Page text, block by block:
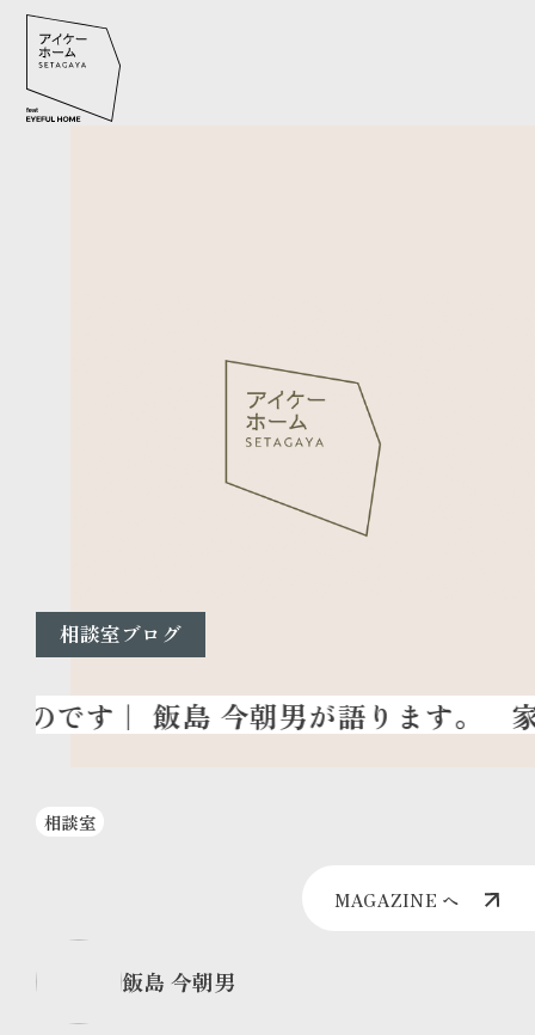
相談室ブログ
相談室
MAGAZINE へ
飯島 今朝男